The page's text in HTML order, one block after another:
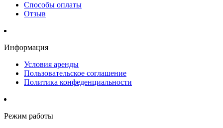
Способы оплаты
Отзыв
Информация
Условия аренды
Пользовательское соглашение
Политика конфеденциальности
Режим работы